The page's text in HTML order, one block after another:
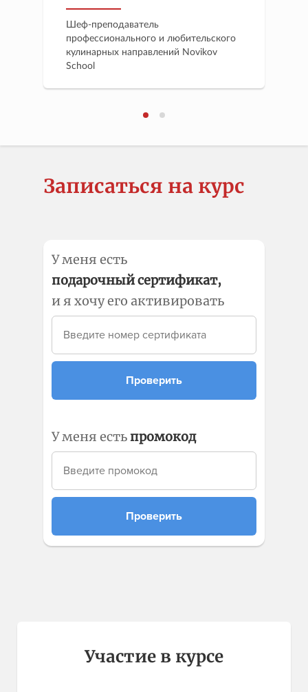
Шеф-преподаватель
профессионального и любительского
кулинарных направлений Novikov
School
Записаться на курс
У меня есть
подарочный сертификат,
и я хочу его активировать
Проверить
У меня есть промокод
Проверить
Участие в курсе